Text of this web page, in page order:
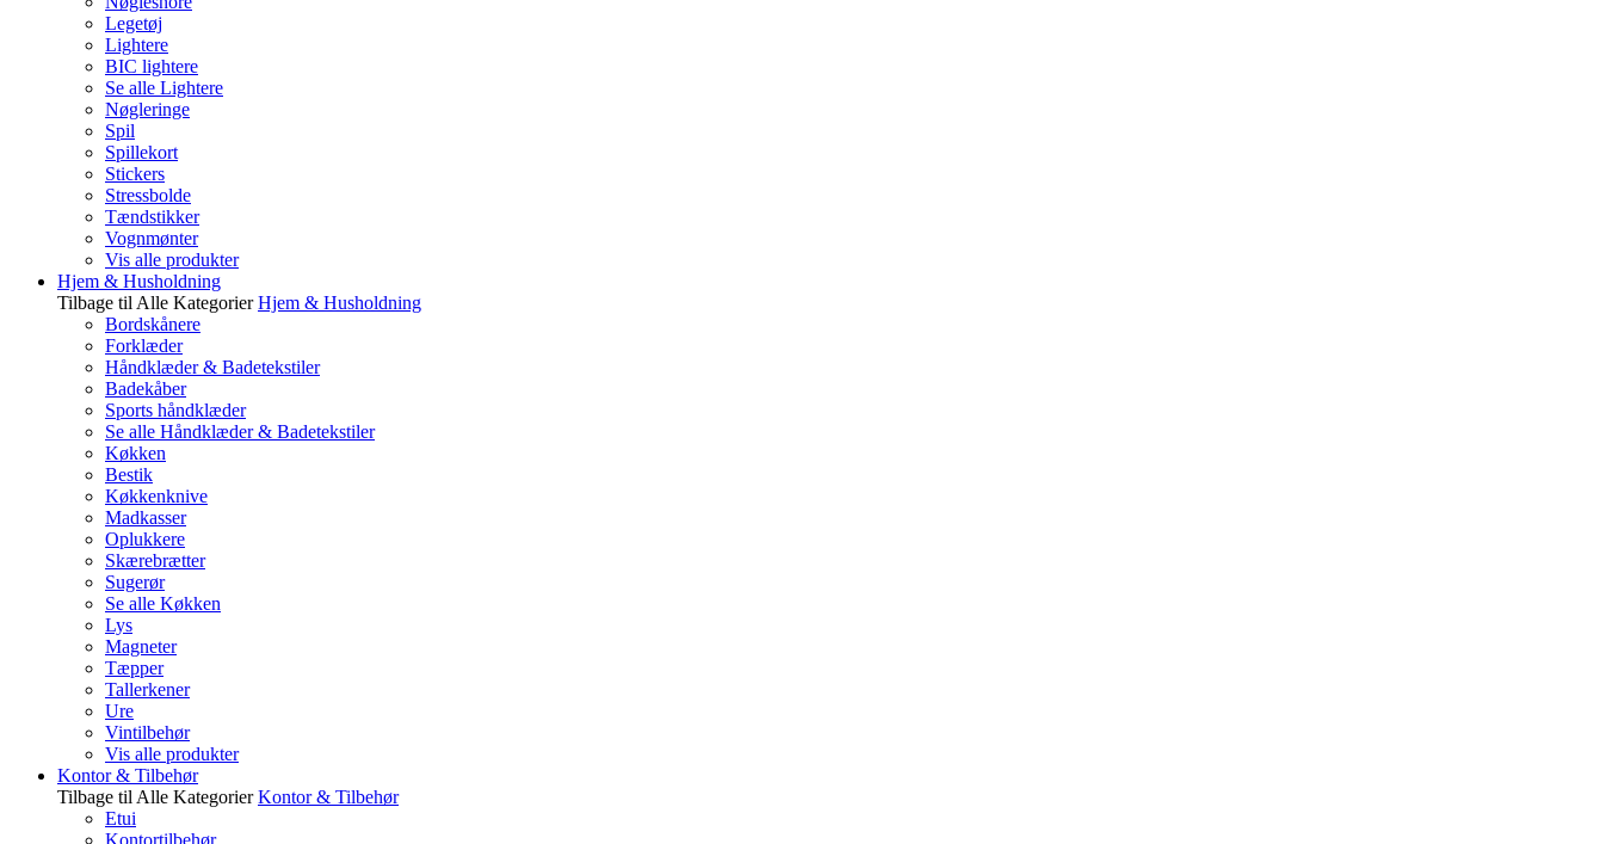
Legetøj
Lightere
BIC lightere
Se alle Lightere
Nøgleringe
Spil
Spillekort
Stickers
Stressbolde
Tændstikker
Vognmønter
Vis alle produkter
Hjem & Husholdning
Tilbage til Alle Kategorier Hjem & Husholdning
Bordskånere
Forklæder
Håndklæder & Badetekstiler
Badekåber
Sports håndklæder
Se alle Håndklæder & Badetekstiler
Køkken
Bestik
Køkkenknive
Madkasser
Oplukkere
Skærebrætter
Sugerør
Se alle Køkken
Lys
Magneter
Tæpper
Tallerkener
Ure
Vintilbehør
Vis alle produkter
Kontor & Tilbehør
Tilbage til Alle Kategorier Kontor & Tilbehør
Etui
Kontortilbehør